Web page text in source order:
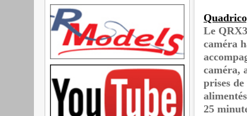
Le
caméra
caméra,
prises
25